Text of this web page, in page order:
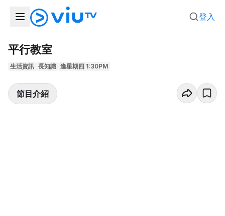
登入
平行教室
生活資訊 長知識 逢星期四 1:30PM
節目介紹